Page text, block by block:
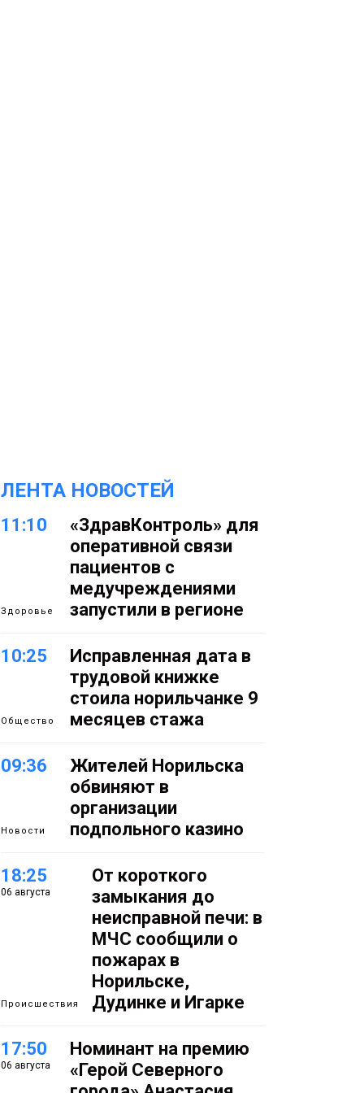
ЛЕНТА НОВОСТЕЙ
11:10
Здоровье
«ЗдравКонтроль» для
оперативной связи
пациентов с
медучреждениями
запустили в регионе
10:25
Общество
Исправленная дата в
трудовой книжке
стоила норильчанке 9
месяцев стажа
09:36
Новости
Жителей Норильска
обвиняют в
организации
подпольного казино
18:25
06 августа
Происшествия
От короткого
замыкания до
неисправной печи: в
МЧС сообщили о
пожарах в
Норильске,
Дудинке и Игарке
17:50
06 августа
Номинант на премию
«Герой Северного